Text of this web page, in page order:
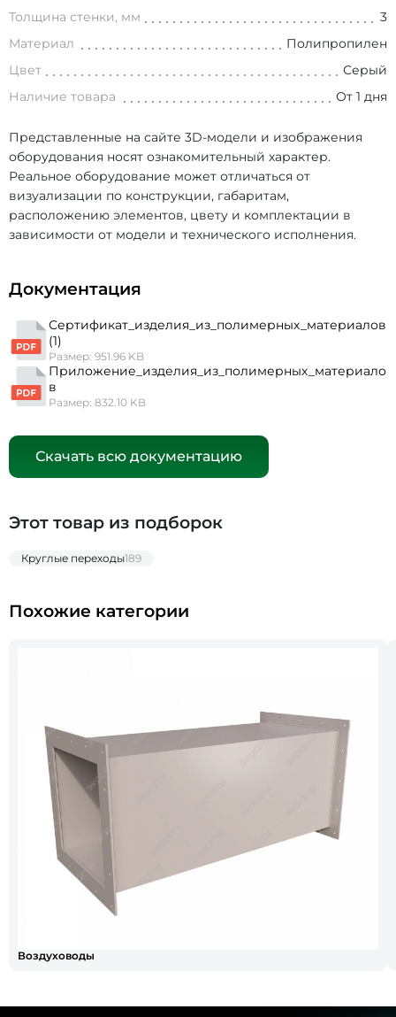
Толщина стенки, мм
3
Материал
Полипропилен
Цвет
Серый
Наличие товара
От 1 дня
Представленные на сайте 3D-модели и изображения
оборудования носят ознакомительный характер.
Реальное оборудование может отличаться от
визуализации по конструкции, габаритам,
расположению элементов, цвету и комплектации в
зависимости от модели и технического исполнения.
Документация
Сертификат_изделия_из_полимерных_материалов
(1)
Размер: 951.96 KB
Приложение_изделия_из_полимерных_материало
в
Размер: 832.10 KB
Скачать всю документацию
Этот товар из подборок
Круглые переходы189
Похожие категории
Воздуховоды